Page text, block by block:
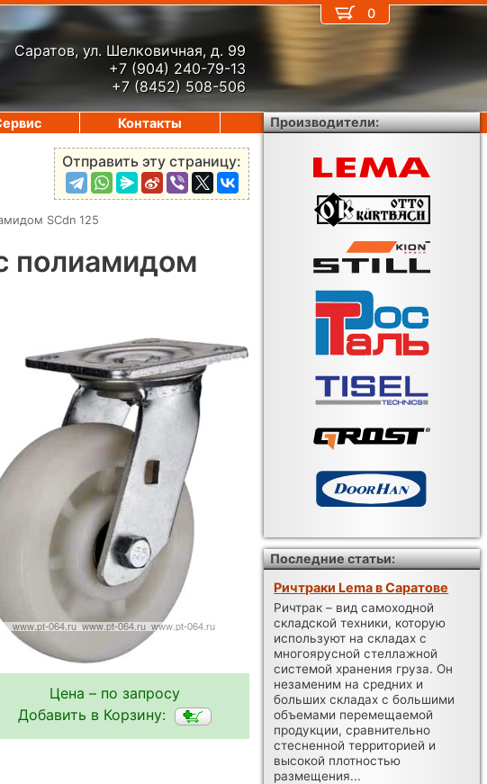
Саратов, ул. Шелковичная, д. 99
+7 (904) 240-79-13
+7 (8452) 508-506
Отправить эту страницу:
SCdn 125
полиамидом
Цена – по запросу
Добавить в Корзину:
0
Контакты Производители:
Последние статьи:
Ричтраки Lema в Саратове
Ричтрак – вид самоходной
складской техники, которую
используют на складах с
многоярусной стеллажной
системой хранения груза. Он
незаменим на средних и
больших складах с большими
объемами перемещаемой
продукции, сравнительно
стесненной территорией и
высокой плотностью
размещения...